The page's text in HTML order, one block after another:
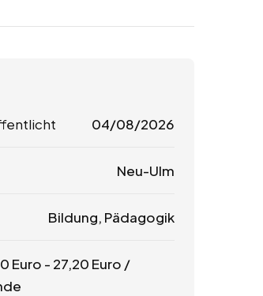
04/08/2026
Neu-Ulm
Bildung, Pädagogik
Euro - 27,20 Euro /